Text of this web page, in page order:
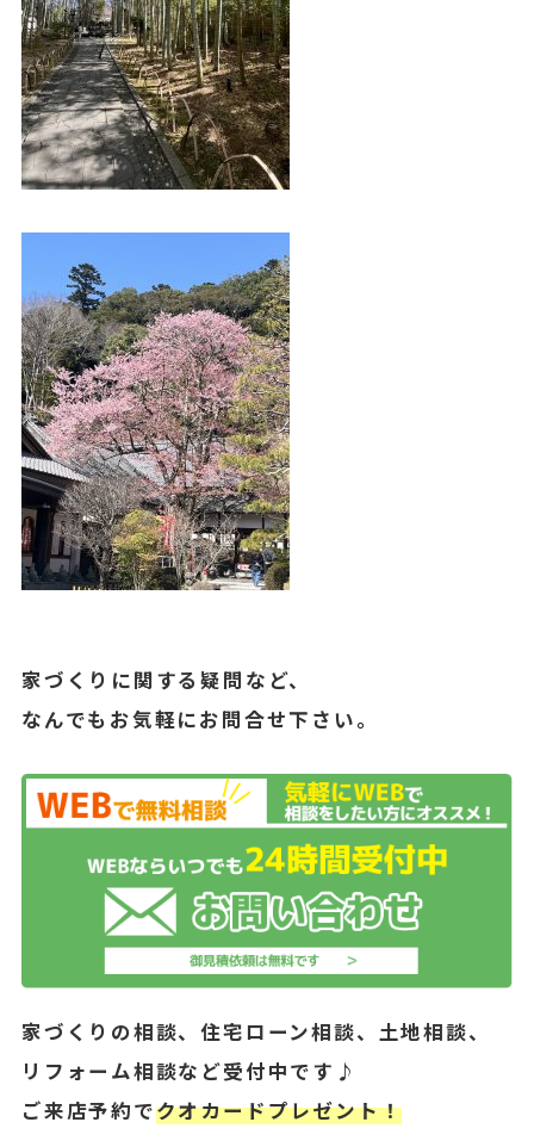
家づくりに関する疑問など、
なんでもお気軽にお問合せ下さい。
家づくりの相談、住宅ローン相談、土地相談、
リフォーム相談など受付中です♪
ご来店予約でクオカードプレゼント！